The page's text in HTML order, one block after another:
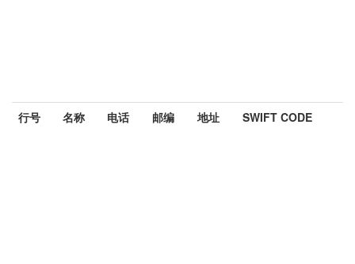
行号 名称 电话 邮编 地址 SWIFT CODE